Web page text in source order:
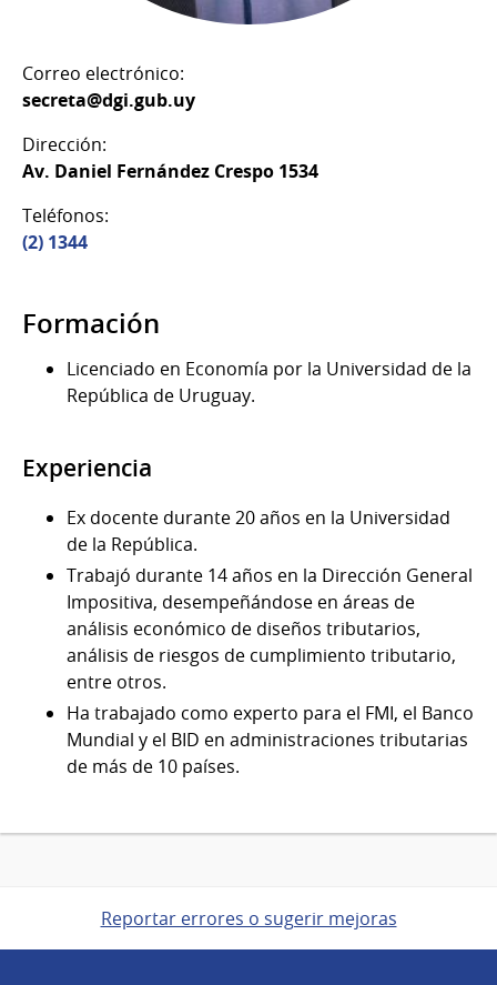
Correo electrónico:
secreta@dgi.gub.uy
Dirección:
Av. Daniel Fernández Crespo 1534
Teléfonos:
(2) 1344
Formación
Licenciado en Economía por la Universidad de la
República de Uruguay.
Experiencia
Ex docente durante 20 años en la Universidad
de la República.
Trabajó durante 14 años en la Dirección General
Impositiva, desempeñándose en áreas de
análisis económico de diseños tributarios,
análisis de riesgos de cumplimiento tributario,
entre otros.
Ha trabajado como experto para el FMI, el Banco
Mundial y el BID en administraciones tributarias
de más de 10 países.
Reportar errores o sugerir mejoras